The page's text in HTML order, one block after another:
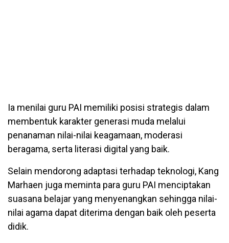
Ia menilai guru PAI memiliki posisi strategis dalam
membentuk karakter generasi muda melalui
penanaman nilai-nilai keagamaan, moderasi
beragama, serta literasi digital yang baik.
Selain mendorong adaptasi terhadap teknologi, Kang
Marhaen juga meminta para guru PAI menciptakan
suasana belajar yang menyenangkan sehingga nilai-
nilai agama dapat diterima dengan baik oleh peserta
didik.